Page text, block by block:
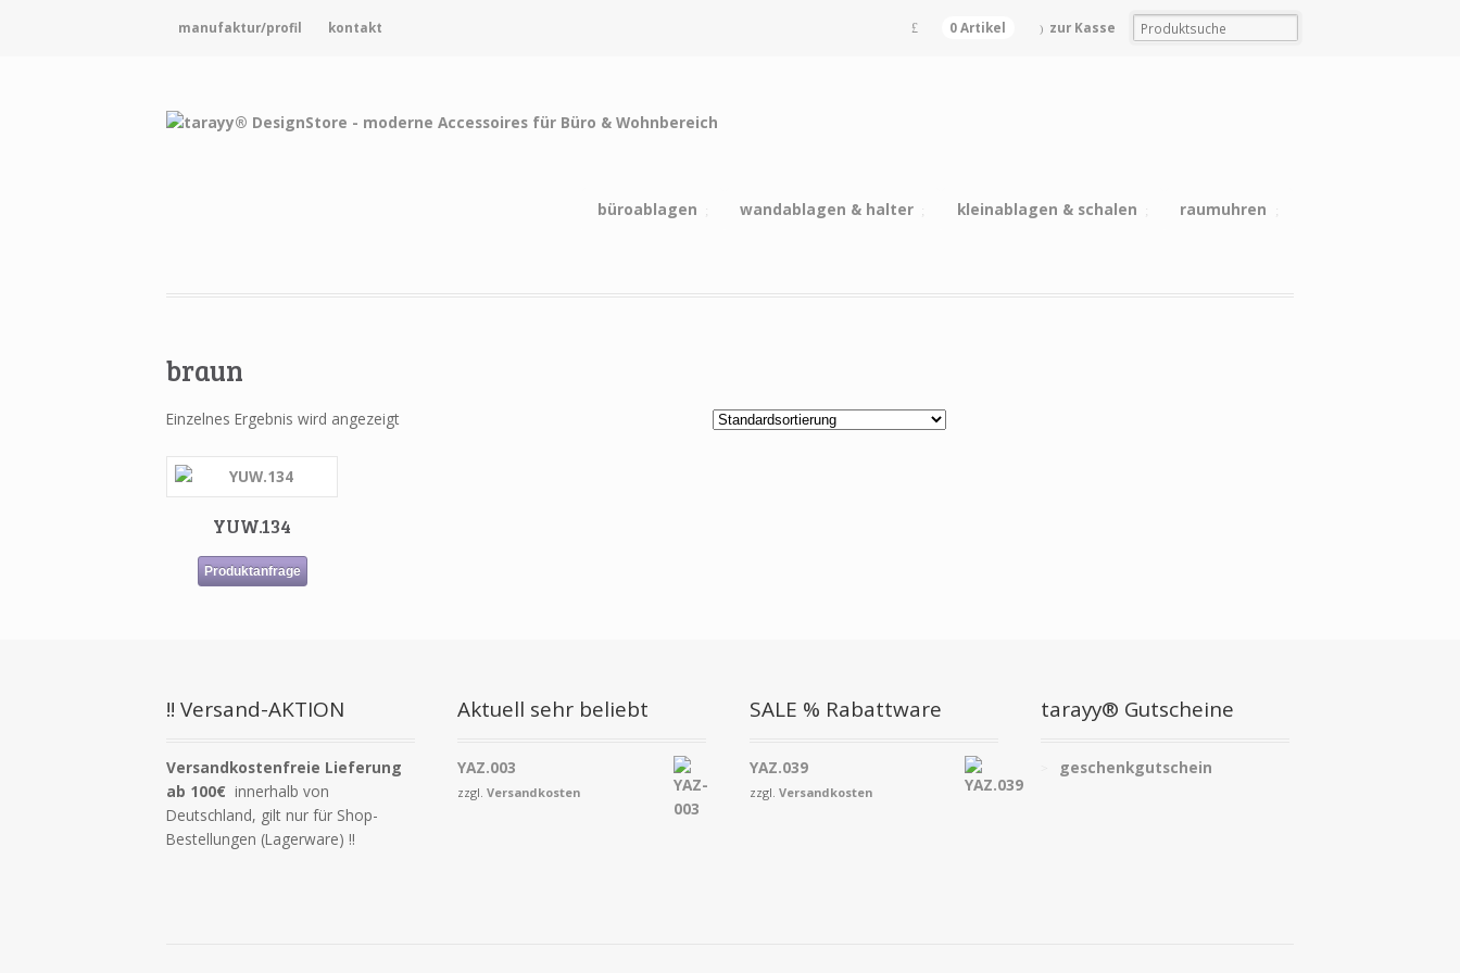
manufaktur/profil kontakt 0 Artikel zur Kasse
büroablagen wandablagen & halter kleinablagen & schalen raumuhren
braun
Einzelnes Ergebnis wird angezeigt
YUW.134
Produktanfrage
!! Versand-AKTION
Versandkostenfreie Lieferung
ab 100€ innerhalb von
Deutschland, gilt nur für Shop-
Bestellungen (Lagerware) !!
Aktuell sehr beliebt
YAZ.003
zzgl.Versandkosten
SALE % Rabattware
YAZ.039
zzgl. Versandkosten
tarayy® Gutscheine
geschenkgutschein